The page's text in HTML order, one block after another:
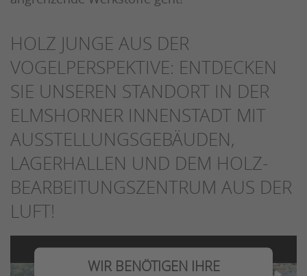
HOLZ JUNGE AUS DER
VOGELPERSPEKTIVE: ENTDECKEN
SIE UNSEREN STANDORT IN DER
ELMSHORNER INNENSTADT MIT
AUSSTELLUNGSGEBÄUDEN,
LAGERHALLEN UND DEM HOLZ-
BEARBEITUNGSZENTRUM AUS DER
LUFT!
WIR BENÖTIGEN IHRE